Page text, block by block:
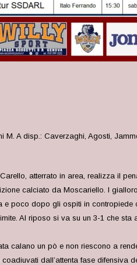
A disp.: Caverzaghi, Agosti,
atterrato in area, realizza il
calciato da Moscariello. I
poco dopo gli ospiti in contropiede
Al riposo si va su un 3-1 che sta
calano un pò e non riescono a
dall’attenta fase difensiva